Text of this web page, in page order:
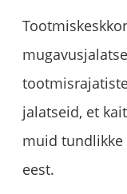
jalatseid, et
muid tundlikke
eest.